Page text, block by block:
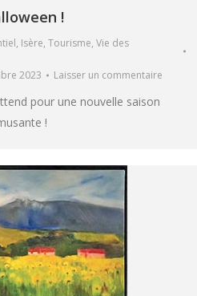
!
, Isère, Tourisme, Vie des
2023 Laisser un commentaire
pour une nouvelle saison
!